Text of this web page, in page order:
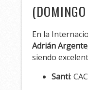
En la
Adrián Argente
siendo
Santi: